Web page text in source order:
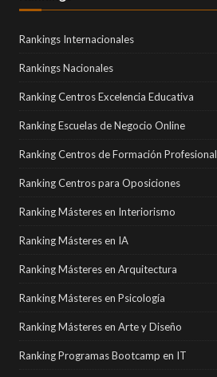
Rankings Internacionales
Rankings Nacionales
Ranking Centros Excelencia Educativa
Ranking Escuelas de Negocio Online
Ranking Centros de Formación Profesional
Ranking Centros para Oposiciones
Ranking Másteres en Interiorismo
Ranking Másteres en IA
Ranking Másteres en Arquitectura
Ranking Másteres en Psicología
Ranking Másteres en Arte y Diseño
Ranking Programas Bootcamp en IT